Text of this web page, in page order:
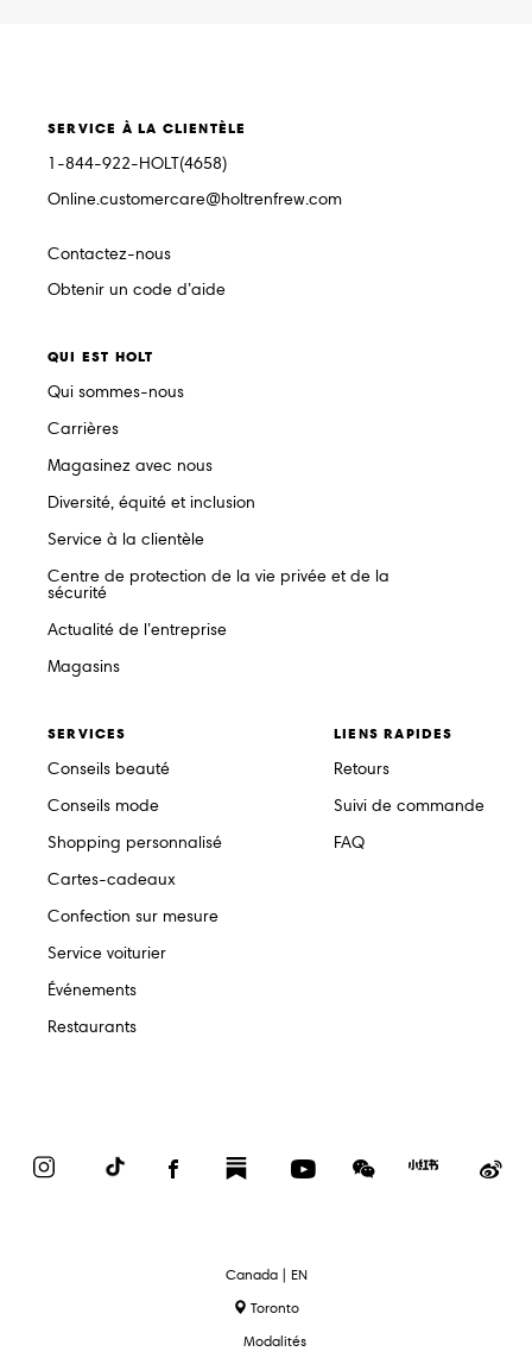
SERVICE À LA CLIENTÈLE
1-844-922-HOLT(4658)
Online.customercare@holtrenfrew.com
Contactez-nous
Obtenir un code d’aide
QUI EST HOLT
Qui sommes-nous
Carrières
Magasinez avec nous
Diversité, équité et inclusion
Service à la clientèle
Centre de protection de la vie privée et de la
sécurité
Actualité de l’entreprise
Magasins
SERVICES
Conseils beauté
Conseils mode
Shopping personnalisé
Cartes-cadeaux
Confection sur mesure
Service voiturier
Événements
Restaurants
LIENS RAPIDES
Retours
Suivi de commande
FAQ
InstagramTikTok FacebookSubstack YouTubeWeChat
Red
text.language
Canada | EN
Toronto
Modalités